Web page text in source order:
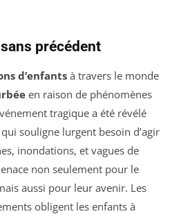
précédent
d’enfantsà travers le monde
en raison de phénomènes
tragique a été révélé
qui souligne lurgent besoin d’agir
inondations, et vagues de
non seulement pour le
aussi pour leur avenir. Les
obligent les enfants à